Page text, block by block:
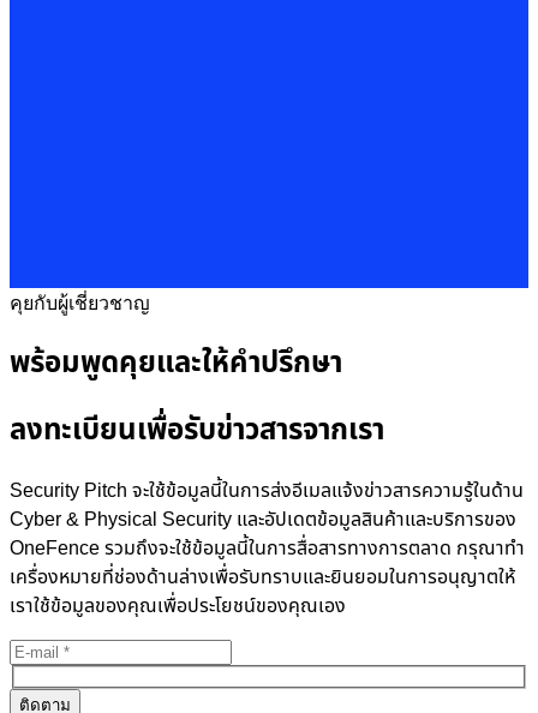
คุยกับผู้เชี่ยวชาญ
พร้อมพูดคุยและให้คำปรึกษา
ลงทะเบียนเพื่อรับข่าวสารจากเรา
Security Pitch จะใช้ข้อมูลนี้ในการส่งอีเมลแจ้งข่าวสารความรู้ในด้าน
Cyber & Physical Security และอัปเดตข้อมูลสินค้าและบริการของ
OneFence รวมถึงจะใช้ข้อมูลนี้ในการสื่อสารทางการตลาด กรุณาทำ
เครื่องหมายที่ช่องด้านล่างเพื่อรับทราบและยินยอมในการอนุญาตให้
เราใช้ข้อมูลของคุณเพื่อประโยชน์ของคุณเอง